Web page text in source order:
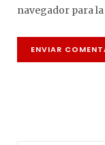
navegador para